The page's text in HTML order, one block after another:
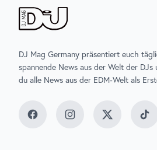
DJ Mag Germany präsentiert euch
spannende News aus der Welt der DJs
du alle News aus der EDM-Welt als
FacebookInstagramTwitter